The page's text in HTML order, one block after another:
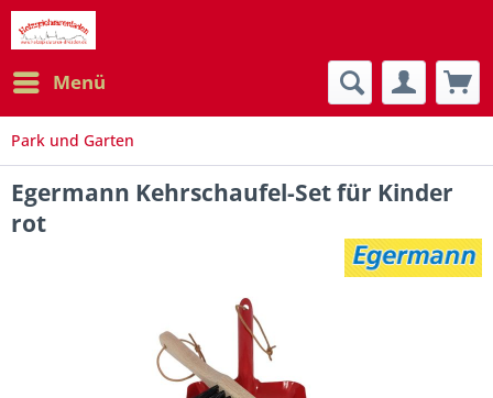
Menü
Park und Garten
Egermann Kehrschaufel-Set für Kinder
rot